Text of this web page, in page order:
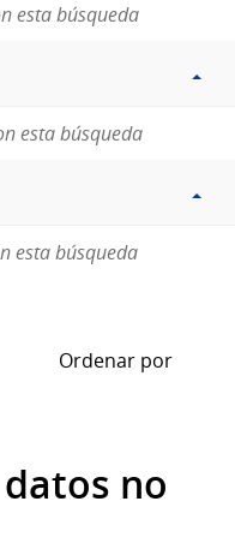
esta búsqueda
esta búsqueda
esta búsqueda
Ordenar por
no